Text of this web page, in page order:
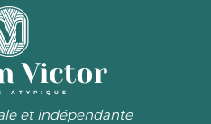
ATYPIQUE
et indépendante